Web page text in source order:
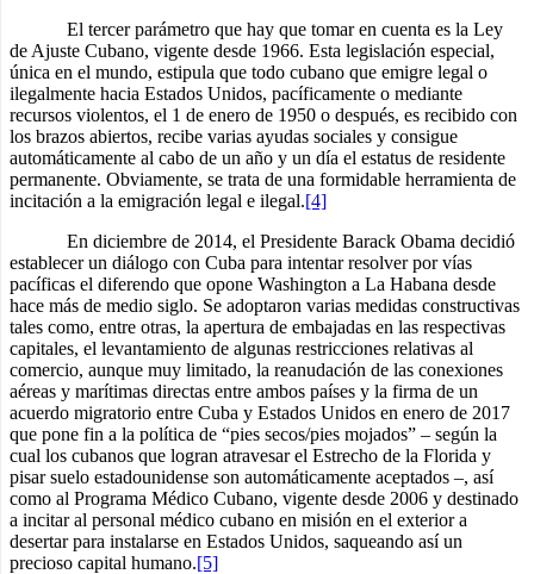
El tercer parámetro que hay que tomar en cuenta es la Ley
de Ajuste Cubano, vigente desde 1966. Esta legislación especial,
única en el mundo, estipula que todo cubano que emigre legal o
ilegalmente hacia Estados Unidos, pacíficamente o mediante
recursos violentos, el 1 de enero de 1950 o después, es recibido con
los brazos abiertos, recibe varias ayudas sociales y consigue
automáticamente al cabo de un año y un día el estatus de residente
permanente. Obviamente, se trata de una formidable herramienta de
incitación a la emigración legal e ilegal.[4]
En diciembre de 2014, el Presidente Barack Obama decidió
establecer un diálogo con Cuba para intentar resolver por vías
pacíficas el diferendo que opone Washington a La Habana desde
hace más de medio siglo. Se adoptaron varias medidas constructivas
tales como, entre otras, la apertura de embajadas en las respectivas
capitales, el levantamiento de algunas restricciones relativas al
comercio, aunque muy limitado, la reanudación de las conexiones
aéreas y marítimas directas entre ambos países y la firma de un
acuerdo migratorio entre Cuba y Estados Unidos en enero de 2017
que pone fin a la política de “pies secos/pies mojados” – según la
cual los cubanos que logran atravesar el Estrecho de la Florida y
pisar suelo estadounidense son automáticamente aceptados –, así
como al Programa Médico Cubano, vigente desde 2006 y destinado
a incitar al personal médico cubano en misión en el exterior a
desertar para instalarse en Estados Unidos, saqueando así un
precioso capital humano.[5]